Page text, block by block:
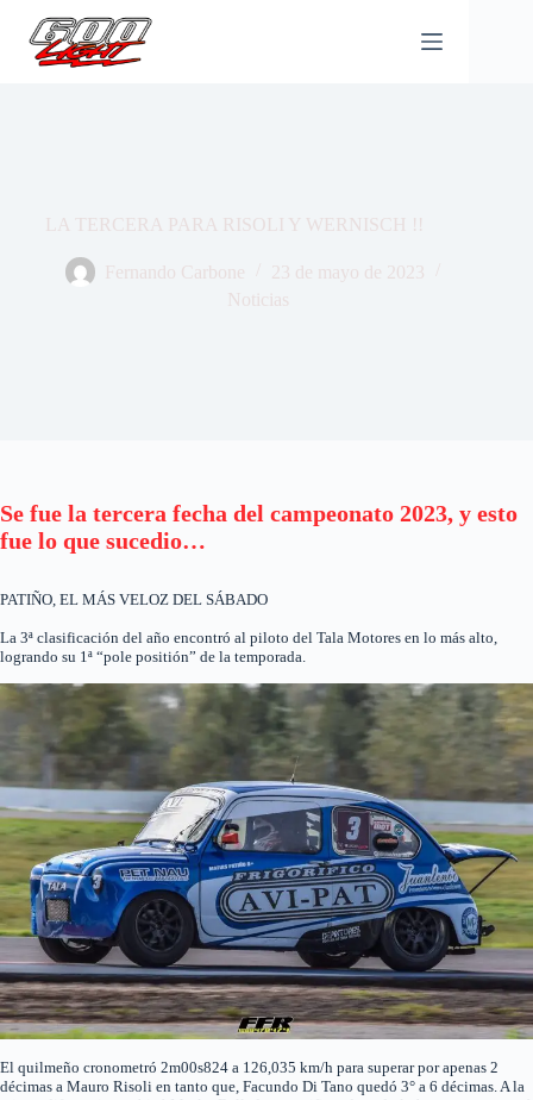
contenido
LA TERCERA PARA RISOLI Y WERNISCH !!
Fernando Carbone
23 de mayo de 2023
Noticias
Se fue la tercera fecha del campeonato 2023, y esto
fue lo que sucedio…
PATIÑO, EL MÁS VELOZ DEL SÁBADO
La 3ª clasificación del año encontró al piloto del Tala Motores en lo más alto,
logrando su 1ª “pole positión” de la temporada.
El quilmeño cronometró 2m00s824 a 126,035 km/h para superar por apenas 2
décimas a Mauro Risoli en tanto que, Facundo Di Tano quedó 3° a 6 décimas. A la